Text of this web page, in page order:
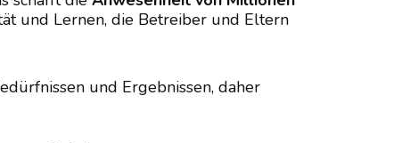
und Lernen, die Betreiber und Eltern
und Ergebnissen, daher